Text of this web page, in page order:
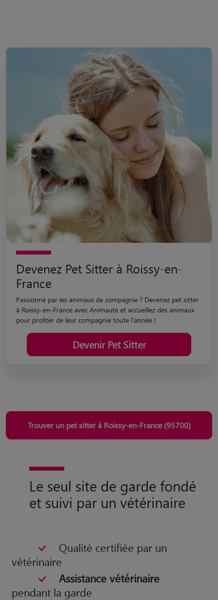
Devenez Pet Sitter à Roissy-en-
France
Passionné par les animaux de compagnie ? Devenez pet sitter
à Roissy-en-France avec Animaute et accueillez des animaux
pour profiter de leur compagnie toute l'année !
Devenir Pet Sitter
Trouver un pet sitter à Roissy-en-France (95700)
Le seul site de garde fondé
et suivi par un vétérinaire
Qualité certifiée par un
vétérinaire
Assistance vétérinaire
pendant la garde